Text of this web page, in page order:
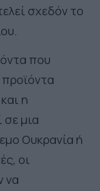
σχεδόν το
που
η
μια
Ουκρανία ή
οι
να